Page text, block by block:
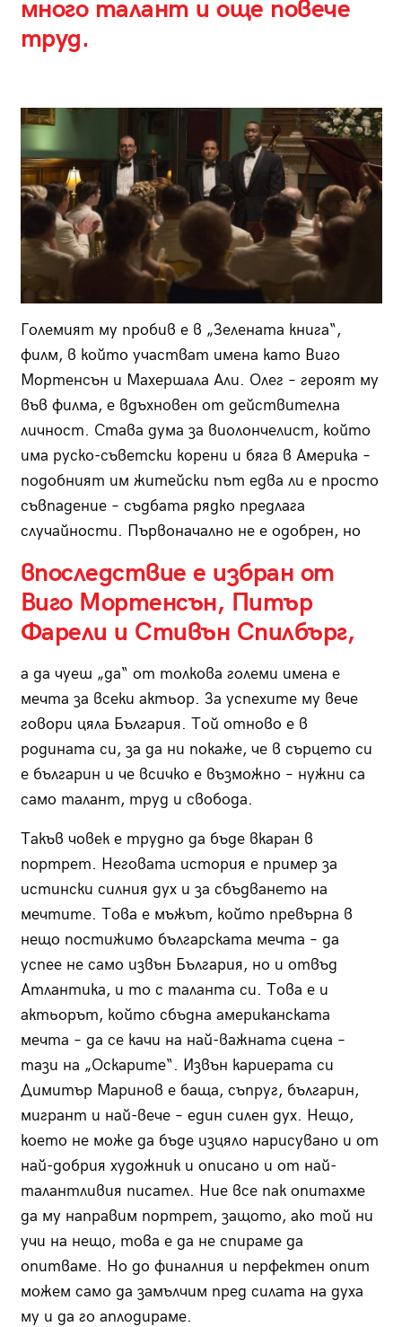
много талант и още повече
труд.
Големият му пробив е в „Зелената книга“,
филм, в който участват имена като Виго
Мортенсън и Махершала Али. Олег – героят му
във филма, е вдъхновен от действителна
личност. Става дума за виолончелист, който
има руско-съветски корени и бяга в Америка –
подобният им житейски път едва ли е просто
съвпадение – съдбата рядко предлага
случайности. Първоначално не е одобрен, но
впоследствие е избран от
Виго Мортенсън, Питър
Фарели и Стивън Спилбърг,
а да чуеш „да“ от толкова големи имена е
мечта за всеки актьор. За успехите му вече
говори цяла България. Той отново е в
родината си, за да ни покаже, че в сърцето си
е българин и че всичко е възможно – нужни са
само талант, труд и свобода.
Такъв човек е трудно да бъде вкаран в
портрет. Неговата история е пример за
истински силния дух и за сбъдването на
мечтите. Това е мъжът, който превърна в
нещо постижимо българската мечта – да
успее не само извън България, но и отвъд
Атлантика, и то с таланта си. Това е и
актьорът, който сбъдна американската
мечта – да се качи на най-важната сцена –
тази на „Оскарите“. Извън кариерата си
Димитър Маринов е баща, съпруг, българин,
мигрант и най-вече – един силен дух. Нещо,
което не може да бъде изцяло нарисувано и от
най-добрия художник и описано и от най-
талантливия писател. Ние все пак опитахме
да му направим портрет, защото, ако той ни
учи на нещо, това е да не спираме да
опитваме. Но до финалния и перфектен опит
можем само да замълчим пред силата на духа
му и да го аплодираме.